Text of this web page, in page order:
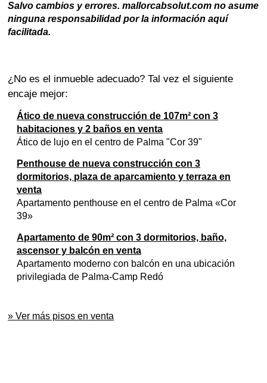
Salvo cambios y errores. mallorcabsolut.com no asume
ninguna responsabilidad por la información aquí
facilitada.
¿No es el inmueble adecuado? Tal vez el siguiente
encaje mejor:
Ático de nueva construcción de 107m² con 3
habitaciones y 2 baños en venta
Ático de lujo en el centro de Palma "Cor 39"
Penthouse de nueva construcción con 3
dormitorios, plaza de aparcamiento y terraza en
venta
Apartamento penthouse en el centro de Palma «Cor
39»
Apartamento de 90m² con 3 dormitorios, baño,
ascensor y balcón en venta
Apartamento moderno con balcón en una ubicación
privilegiada de Palma-Camp Redó
» Ver más pisos en venta